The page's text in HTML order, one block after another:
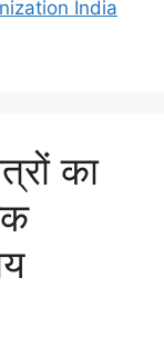
India
का